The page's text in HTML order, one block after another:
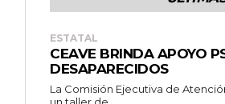
ESTATAL
CEAVE BRINDA APOYO
DESAPARECIDOS
La Comisión Ejecutiva de